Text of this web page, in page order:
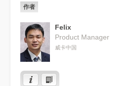
作者
Felix
Product Manager
威卡中国